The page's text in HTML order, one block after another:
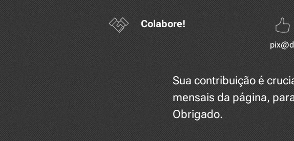
Colabore!
Sua contribuição é
mensais da página,
Obrigado.